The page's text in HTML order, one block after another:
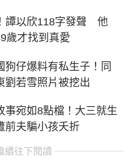
譚以欣118字發聲 他
歲才找到真愛
狗仔爆料有私生子！同
劉若雪照片被挖出
事宛如8點檔！大三就生
前夫騙小孩夭折
續往下閱讀